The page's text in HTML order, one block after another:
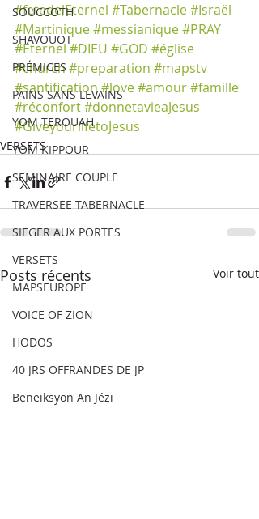
SOUCCOTH
SHAVOUOT
PRÉMICES
PAINS SANS LEVAINS
YOM TEROUAH
YOM KIPPOUR
SEMINAIRE COUPLE
TRAVERSEE TABERNACLE
SIEGER AUX PORTES
VERSETS
MAPSEUROPE
VOICE OF ZION
HODOS
40 JRS OFFRANDES DE JP
Beneiksyon An Jézi
#fetedelEternel #Tabernacle#Israël
#Martinique#messianique#PRAY
#Eternel #DIEU #GOD #église
#church#preparation #mapstv
#santification#love#amour#famille
#réconfort#donnetavieaJesus
#GiveyourlifetoJesus
VERSETS
Posts récents Voir tout